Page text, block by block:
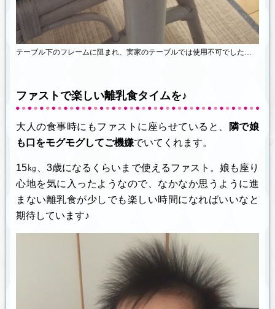
テーブル下のフレームに阻まれ、実家のテーブルでは使用不可でした…
ファストで楽しい離乳食タイムを♪
大人の食事時にもファストに座らせていると、
隣で娘
も口をモグモグしてご機嫌でいてくれます。
15㎏、3歳になるくらいまで使えるファスト。娘も座り
心地を気に入ったようなので、なかなか思うように進
まない離乳食が少しでも楽しい時間になればいいなと
期待しています♪